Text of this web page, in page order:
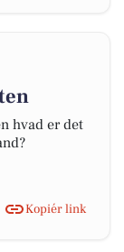
hvad er det
Kopiér link